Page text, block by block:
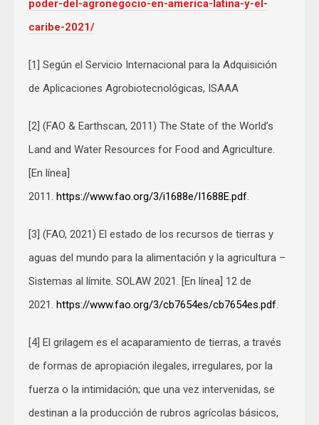
poder-del-agronegocio-en-america-latina-y-el-
caribe-2021/
[1] Según el Servicio Internacional para la Adquisición
de Aplicaciones Agrobiotecnológicas, ISAAA
[2] (FAO & Earthscan, 2011) The State of the World’s
Land and Water Resources for Food and Agriculture.
[En línea]
2011. https://www.fao.org/3/i1688e/I1688E.pdf.
[3] (FAO, 2021) El estado de los recursos de tierras y
aguas del mundo para la alimentación y la agricultura –
Sistemas al límite. SOLAW 2021. [En línea] 12 de
2021. https://www.fao.org/3/cb7654es/cb7654es.pdf.
[4] El grilagem es el acaparamiento de tierras, a través
de formas de apropiación ilegales, irregulares, por la
fuerza o la intimidación; que una vez intervenidas, se
destinan a la producción de rubros agrícolas básicos,